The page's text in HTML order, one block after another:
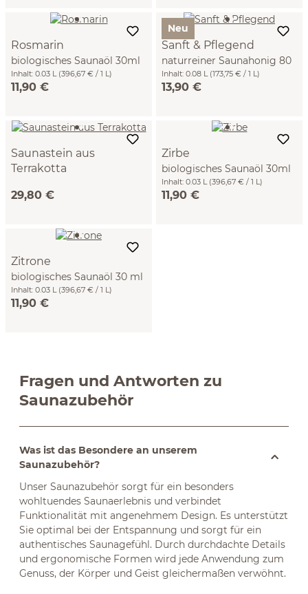
Rosmarin
biologisches Saunaöl 30ml
Inhalt: 0.03 L (396,67 € / 1 L)
11,90 €
Neu
Sanft & Pflegend
naturreiner Saunahonig 80
ml
Inhalt: 0.08 L (173,75 € / 1 L)
13,90 €
Saunastein aus
Terrakotta
29,80 €
Zirbe
biologisches Saunaöl 30ml
Inhalt: 0.03 L (396,67 € / 1 L)
11,90 €
Zitrone
biologisches Saunaöl 30 ml
Inhalt: 0.03 L (396,67 € / 1 L)
11,90 €
Fragen und Antworten zu
Saunazubehör
Was ist das Besondere an unserem
Saunazubehör?
Unser Saunazubehör sorgt für ein besonders
wohltuendes Saunaerlebnis und verbindet
Funktionalität mit angenehmem Design. Es unterstützt
Sie optimal bei der Entspannung und sorgt für ein
authentisches Saunagefühl. Durch durchdachte Details
und ergonomische Formen wird jede Anwendung zum
Genuss, der Körper und Geist gleichermaßen verwöhnt.